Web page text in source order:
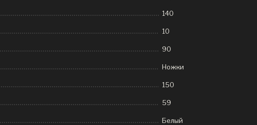
140
10
90
Ножки
150
59
Белый